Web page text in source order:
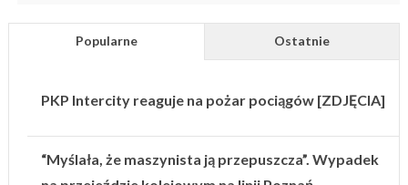
Popularne Ostatnie
PKP Intercity reaguje na pożar pociągów [ZDJĘCIA]
“Myślała, że maszynista ją przepuszcza”. Wypadek